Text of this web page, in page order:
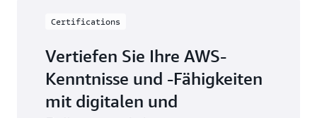
Certifications
Vertiefen Sie Ihre AWS-
Kenntnisse und -Fähigkeiten
mit digitalen und